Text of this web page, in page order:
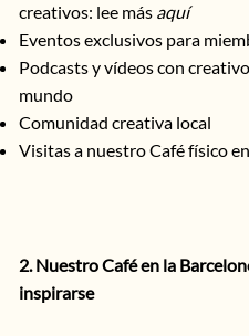
creativos: lee más aquí
Eventos exclusivos para
Podcasts y vídeos con
mundo
Comunidad creativa local
Visitas a nuestro Café físico
2. Nuestro Café en la
inspirarse